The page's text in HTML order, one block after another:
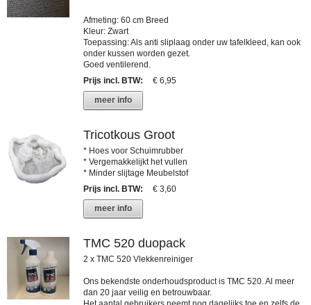
Afmeting: 60 cm Breed
Kleur: Zwart
Toepassing: Als anti sliplaag onder uw tafelkleed, kan ook
onder kussen worden gezet.
Goed ventilerend.
Prijs incl. BTW:
€ 6,95
meer info
Tricotkous Groot
* Hoes voor Schuimrubber
* Vergemakkelijkt het vullen
* Minder slijtage Meubelstof
Prijs incl. BTW:
€ 3,60
meer info
TMC 520 duopack
2 x TMC 520 Vlekkenreiniger
Ons bekendste onderhoudsproduct is TMC 520. Al meer
dan 20 jaar veilig en betrouwbaar.